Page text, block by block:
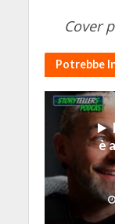
Cover
Potrebbe
è